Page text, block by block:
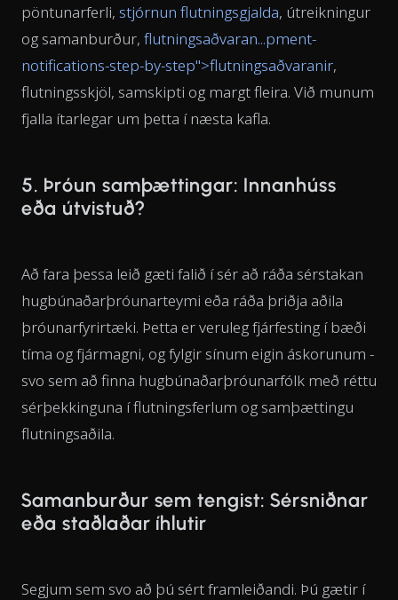
pöntunarferli, stjórnun flutningsgjalda, útreikningur
og samanburður, flutningsaðvaran...pment-
notifications-step-by-step">flutningsaðvaranir,
flutningsskjöl, samskipti og margt fleira. Við munum
fjalla ítarlegar um þetta í næsta kafla.
5. Þróun samþættingar: Innanhúss
eða útvistuð?
Að fara þessa leið gæti falið í sér að ráða sérstakan
hugbúnaðarþróunarteymi eða ráða þriðja aðila
þróunarfyrirtæki. Þetta er veruleg fjárfesting í bæði
tíma og fjármagni, og fylgir sínum eigin áskorunum -
svo sem að finna hugbúnaðarþróunarfólk með réttu
sérþekkinguna í flutningsferlum og samþættingu
flutningsaðila.
Samanburður sem tengist: Sérsniðnar
eða staðlaðar íhlutir
Segjum sem svo að þú sért framleiðandi. Þú gætir í